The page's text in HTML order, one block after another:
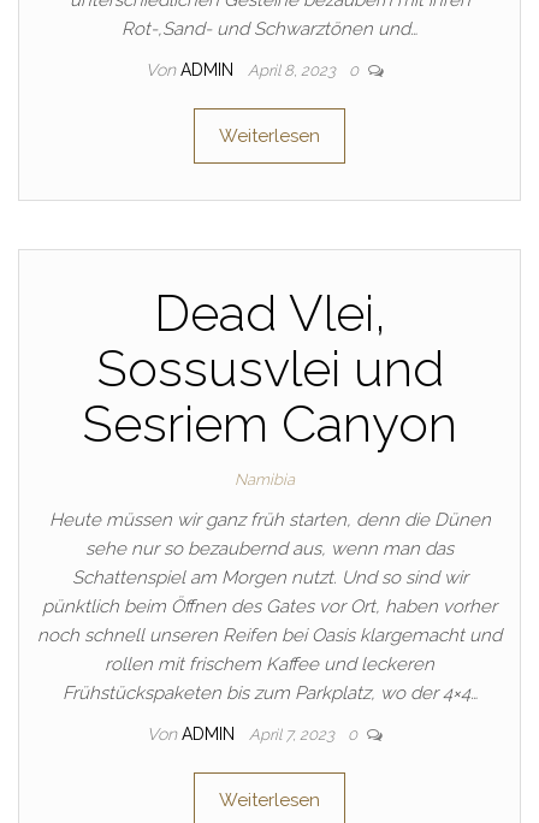
Rot-,Sand- und Schwarztönen und…
Von ADMIN April 8, 2023 0
Weiterlesen
Dead Vlei,
Sossusvlei und
Sesriem Canyon
Namibia
Heute müssen wir ganz früh starten, denn die Dünen
sehe nur so bezaubernd aus, wenn man das
Schattenspiel am Morgen nutzt. Und so sind wir
pünktlich beim Öffnen des Gates vor Ort, haben vorher
noch schnell unseren Reifen bei Oasis klargemacht und
rollen mit frischem Kaffee und leckeren
Frühstückspaketen bis zum Parkplatz, wo der 4×4…
Von ADMIN April 7, 2023 0
Weiterlesen